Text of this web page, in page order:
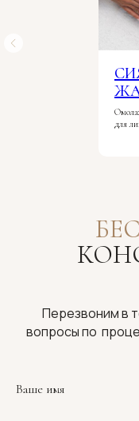
для
Перезвоним в
вопросы по
Ваше имя